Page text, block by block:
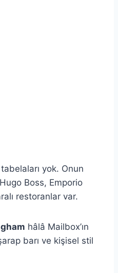
yok. Onun
Boss, Emporio
restoranlar var.
hâlâ Mailbox’ın
barı ve kişisel stil